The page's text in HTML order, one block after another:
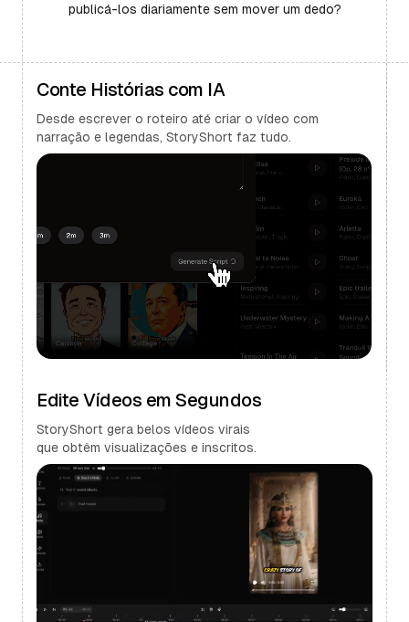
publicá-los diariamente sem mover um dedo?
Conte Histórias com IA
Desde escrever o roteiro até criar o vídeo com
narração e legendas, StoryShort faz tudo.
Edite Vídeos em Segundos
StoryShort gera belos vídeos virais
que obtêm visualizações e inscritos.